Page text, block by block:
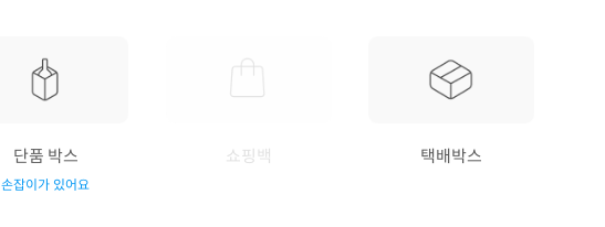
단품 박스
손잡이가 있어요
쇼핑백 택배박스